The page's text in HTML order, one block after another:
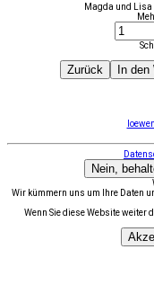
Magda und Lisa
Zurück In
Nein,
Wir kümmern uns um Ihre Daten
Wenn Sie diese Website weiter